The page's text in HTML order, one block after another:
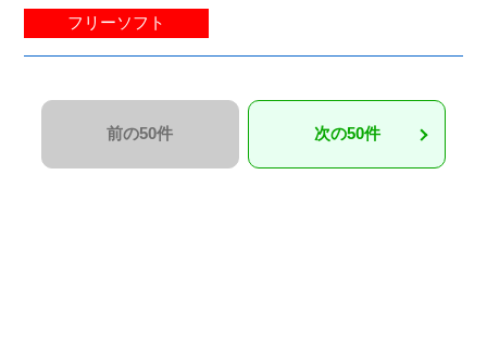
フリーソフト
前の50件 次の50件